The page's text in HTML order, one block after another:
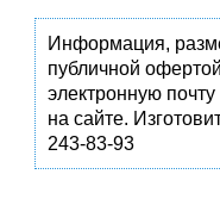
Информация,
публичной
электронную
на сайте.
243-83-93